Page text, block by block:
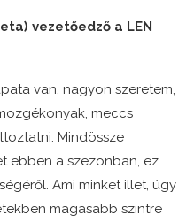
vezetőedző a LEN
van, nagyon szeretem,
meccs
Mindössze
ebben a szezonban, ez
Ami minket illet, úgy
magasabb szintre